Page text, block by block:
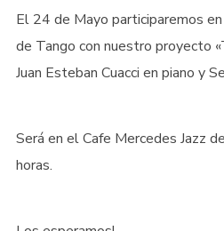
El 24 de Mayo participaremos
de Tango con nuestro proyecto
Juan Esteban Cuacci en piano y
Será en el Cafe Mercedes Jazz
horas.